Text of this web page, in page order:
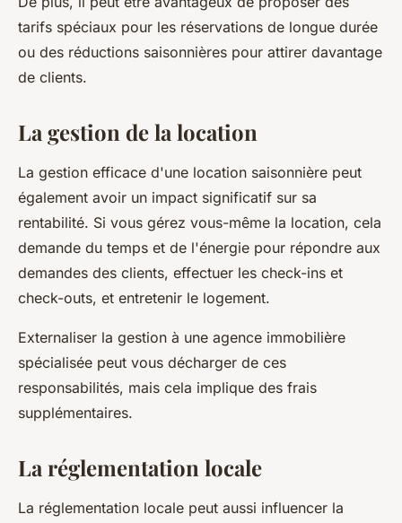
tarifs spéciaux pour les réservations de longue durée
ou des réductions saisonnières pour attirer davantage
de clients.
La gestion de la location
La gestion efficace d'une location saisonnière peut
également avoir un impact significatif sur sa
rentabilité. Si vous gérez vous-même la location, cela
demande du temps et de l'énergie pour répondre aux
demandes des clients, effectuer les check-ins et
check-outs, et entretenir le logement.
Externaliser la gestion à une agence immobilière
spécialisée peut vous décharger de ces
responsabilités, mais cela implique des frais
supplémentaires.
La réglementation locale
La réglementation locale peut aussi influencer la